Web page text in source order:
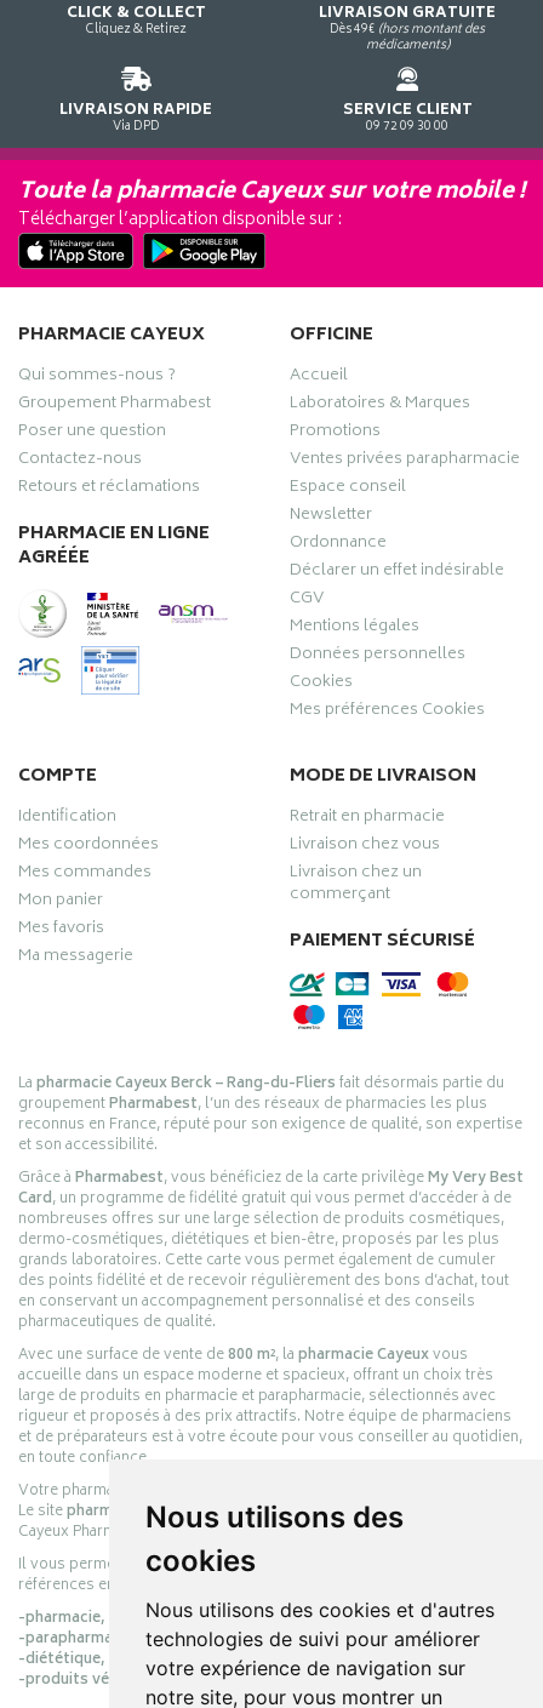
Nous utilisons des
cookies
Nous utilisons des cookies et d'autres
technologies de suivi pour améliorer
votre expérience de navigation sur
notre site, pour vous montrer un
CLICK & COLLECT
Cliquez & Retirez
LIVRAISON GRATUITE
Dès 49€ (hors montant des
médicaments)
LIVRAISON RAPIDE
Via DPD
SERVICE CLIENT
09 72 09 30 00
Toute la pharmacie Cayeux sur votre mobile !
Télécharger l’application disponible sur :
PHARMACIE CAYEUX
Qui sommes-nous ?
Groupement Pharmabest
Poser une question
Contactez-nous
Retours et réclamations
PHARMACIE EN LIGNE
AGRÉÉE
OFFICINE
Accueil
Laboratoires & Marques
Promotions
Ventes privées parapharmacie
Espace conseil
Newsletter
Ordonnance
Déclarer un effet indésirable
CGV
Mentions légales
Données personnelles
Cookies
Mes préférences Cookies
COMPTE
Identification
Mes coordonnées
Mes commandes
Mon panier
Mes favoris
Ma messagerie
MODE DE LIVRAISON
Retrait en pharmacie
Livraison chez vous
Livraison chez un
commerçant
PAIEMENT SÉCURISÉ
Lapharmacie Cayeux Berck – Rang-du-Fliersfait désormais partie du
groupementPharmabest, l’un des réseaux de pharmacies les plus
reconnus en France, réputé pour son exigence de qualité, son expertise
et son accessibilité.
Grâce àPharmabest, vous bénéficiez de la carte privilègeMy Very Best
Card, un programme de fidélité gratuit qui vous permet d’accéder à de
nombreuses offres sur une large sélection de produits cosmétiques,
dermo-cosmétiques, diététiques et bien-être, proposés par les plus
grands laboratoires. Cette carte vous permet également de cumuler
des points fidélité et de recevoir régulièrement des bons d’achat, tout
en conservant un accompagnement personnalisé et des conseils
pharmaceutiques de qualité.
Avec une surface de vente de800 m², lapharmacie Cayeuxvous
accueille dans un espace moderne et spacieux, offrant un choix très
large de produits en pharmacie et parapharmacie, sélectionnés avec
rigueur et proposés à des prix attractifs. Notre équipe de pharmaciens
et de préparateurs est à votre écoute pour vous conseiller au quotidien,
en toute confiance.
Votre pharmacie en ligne :
Le sitepharmacie-cayeux.frest le prolongement digital de la pharmacie
Cayeux Pharmabest Berck-sur-Mer – Rang-du-Fliers.
Il vous permet de réaliser vos achats en ligne parmi des milliers de
références en :
-pharmacie,
-parapharmacie,
-diététique,
-produits vétérinaires.